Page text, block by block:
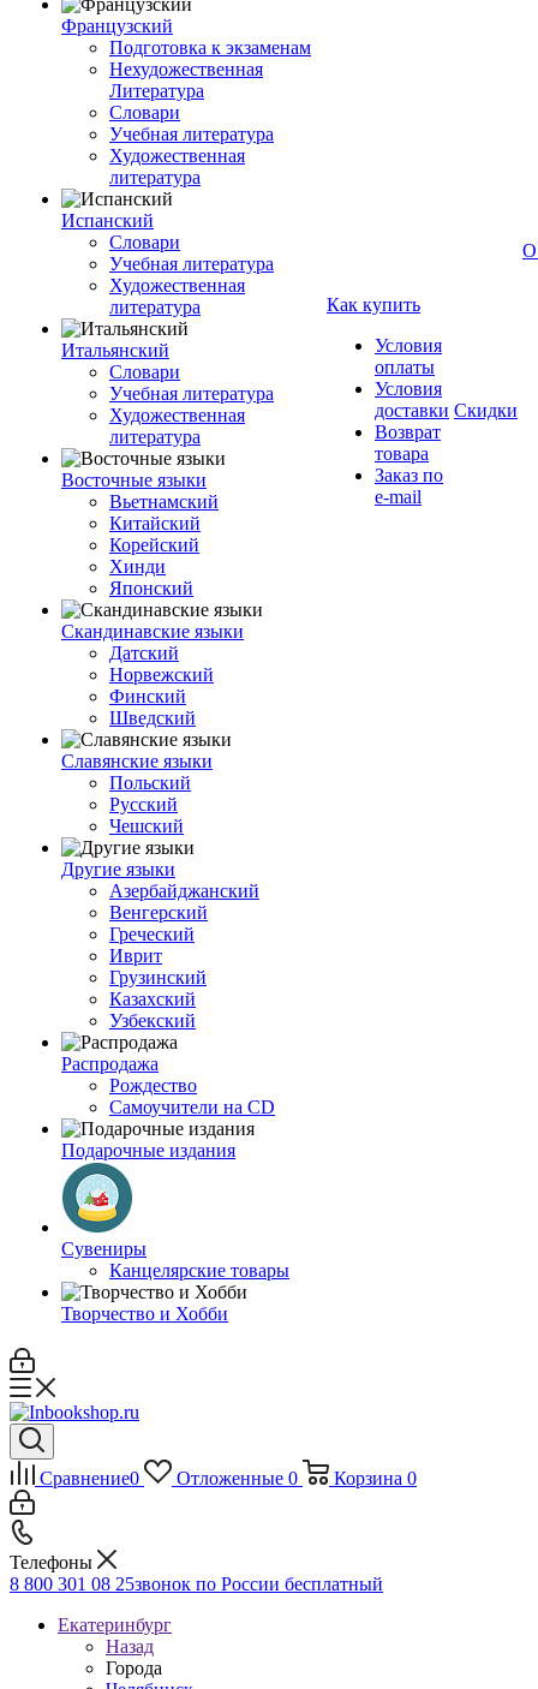
Французский
Подготовка к экзаменам
Нехудожественная
Литература
Словари
Учебная литература
Художественная
литература
Испанский
Словари
Учебная литература
Художественная
литература
Итальянский
Словари
Учебная литература
Художественная
литература
Восточные языки
Вьетнамский
Китайский
Корейский
Хинди
Японский
Скандинавские языки
Датский
Норвежский
Финский
Шведский
Славянские языки
Польский
Русский
Чешский
Другие языки
Азербайджанский
Венгерский
Греческий
Иврит
Грузинский
Казахский
Узбекский
Распродажа
Рождество
Самоучители на CD
Подарочные издания
Сувениры
Канцелярские товары
Творчество и Хобби
Как купить
Условия
оплаты
Условия
доставки
Возврат
товара
Заказ по
e-mail
Скидки
О
Сравнение0 Отложенные 0 Корзина 0
Телефоны
8 800 301 08 25звонок по России бесплатный
Екатеринбург
Назад
Города